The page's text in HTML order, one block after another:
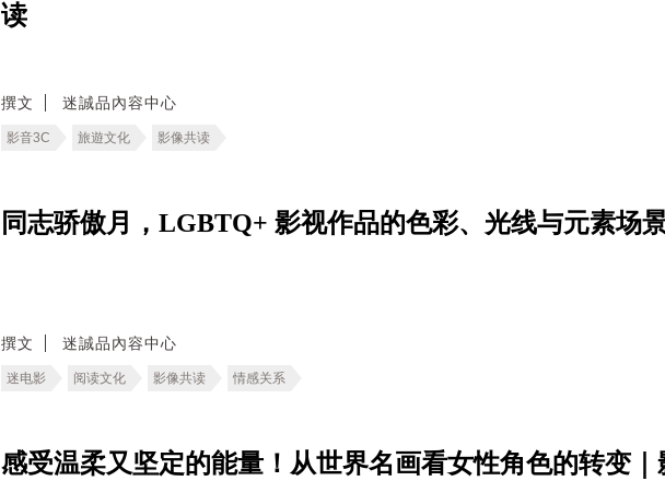
读
撰文 迷誠品內容中心
影音3C 旅遊文化 影像共读
同志骄傲月，LGBTQ+ 影视作品的色彩、光线与元素场
撰文 迷誠品內容中心
迷电影 阅读文化 影像共读 情感关系
感受温柔又坚定的能量！从世界名画看女性角色的转变｜